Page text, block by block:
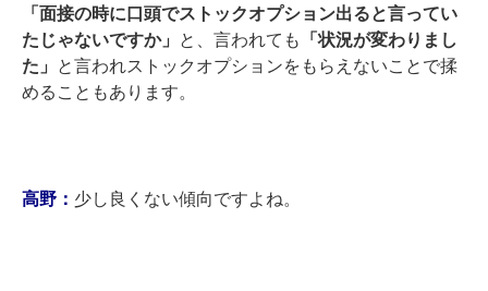
「面接の時に口頭でストックオプション出ると言ってい
たじゃないですか」 と、言われても 「状況が変わりまし
た」 と言われストックオプションをもらえないことで揉
めることもあります。
高野： 少し良くない傾向ですよね。